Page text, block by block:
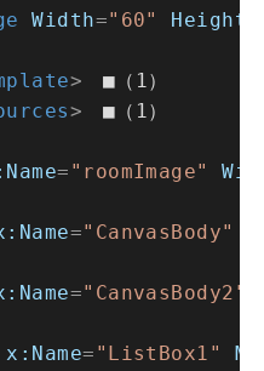
Width="60" Height
> ■（1）
> ■（1）
= "roomImage"
="CanvasBody"
="CanvasBody2"
x:Name= "ListBox1"